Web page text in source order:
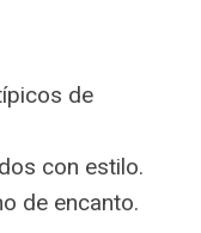
de
con estilo.
de encanto.